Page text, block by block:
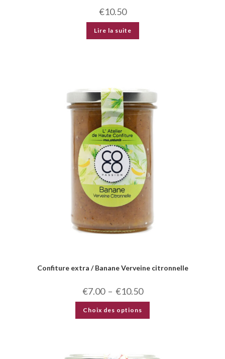
€10.50
Lire la suite
Confiture extra / Banane Verveine citronnelle
€7.00 – €10.50
Choix des options